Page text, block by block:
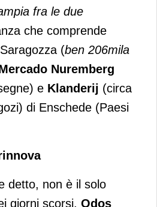
fra le due
che comprende
(ben 206mila
Nuremberg
e Klanderij (circa
di Enschede (Paesi
detto, non è il solo
giorni scorsi. Odos